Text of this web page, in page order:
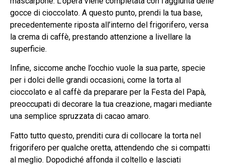
gocce di cioccolato. A questo punto, prendi la tua base,
precedentemente riposta all’interno del frigorifero, versa
la crema di caffè, prestando attenzione a livellare la
superficie.
Infine, siccome anche l’occhio vuole la sua parte, specie
per i dolci delle grandi occasioni, come la torta al
cioccolato e al caffè da preparare per la Festa del Papà,
preoccupati di decorare la tua creazione, magari mediante
una semplice spruzzata di cacao amaro.
Fatto tutto questo, prenditi cura di collocare la torta nel
frigorifero per qualche oretta, attendendo che si compatti
al meglio. Dopodiché affonda il coltello e lasciati